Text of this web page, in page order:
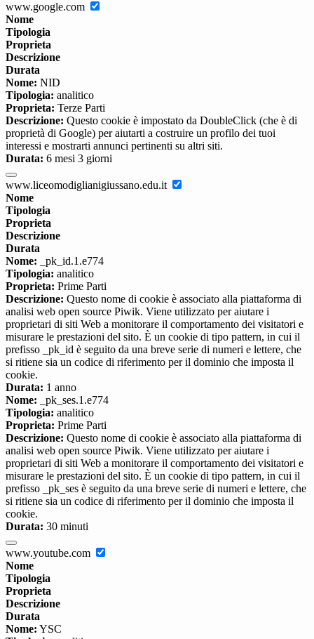
www.google.com
Nome
Tipologia
Proprieta
Descrizione
Durata
Nome: NID
Tipologia: analitico
Proprieta: Terze Parti
Descrizione: Questo cookie è impostato da DoubleClick (che è di
proprietà di Google) per aiutarti a costruire un profilo dei tuoi
interessi e mostrarti annunci pertinenti su altri siti.
Durata: 6 mesi 3 giorni
www.liceomodiglianigiussano.edu.it
Nome
Tipologia
Proprieta
Descrizione
Durata
Nome: _pk_id.1.e774
Tipologia: analitico
Proprieta: Prime Parti
Descrizione: Questo nome di cookie è associato alla piattaforma di
analisi web open source Piwik. Viene utilizzato per aiutare i
proprietari di siti Web a monitorare il comportamento dei visitatori e
misurare le prestazioni del sito. È un cookie di tipo pattern, in cui il
prefisso _pk_id è seguito da una breve serie di numeri e lettere, che
si ritiene sia un codice di riferimento per il dominio che imposta il
cookie.
Durata: 1 anno
Nome: _pk_ses.1.e774
Tipologia: analitico
Proprieta: Prime Parti
Descrizione: Questo nome di cookie è associato alla piattaforma di
analisi web open source Piwik. Viene utilizzato per aiutare i
proprietari di siti Web a monitorare il comportamento dei visitatori e
misurare le prestazioni del sito. È un cookie di tipo pattern, in cui il
prefisso _pk_ses è seguito da una breve serie di numeri e lettere, che
si ritiene sia un codice di riferimento per il dominio che imposta il
cookie.
Durata: 30 minuti
www.youtube.com
Nome
Tipologia
Proprieta
Descrizione
Durata
Nome: YSC